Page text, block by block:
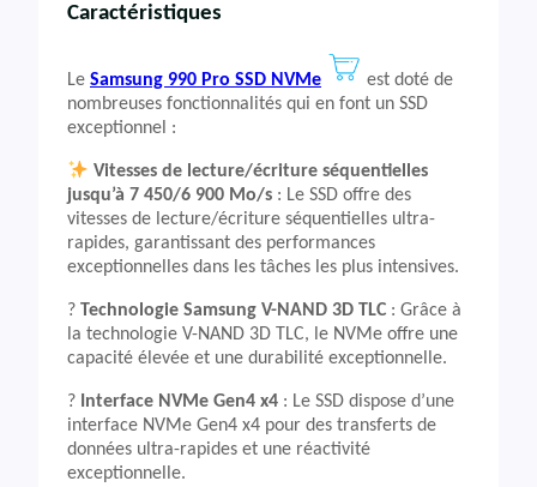
Caractéristiques
Le Samsung 990 Pro SSD NVMe
est doté de
nombreuses fonctionnalités qui en font un SSD
exceptionnel :
Vitesses de lecture/écriture séquentielles
jusqu’à 7 450/6 900 Mo/s : Le SSD offre des
vitesses de lecture/écriture séquentielles ultra-
rapides, garantissant des performances
exceptionnelles dans les tâches les plus intensives.
?️ Technologie Samsung V-NAND 3D TLC : Grâce à
la technologie V-NAND 3D TLC, le NVMe offre une
capacité élevée et une durabilité exceptionnelle.
? Interface NVMe Gen4 x4 : Le SSD dispose d’une
interface NVMe Gen4 x4 pour des transferts de
données ultra-rapides et une réactivité
exceptionnelle.